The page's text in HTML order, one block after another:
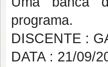
programa.
DISCENTE :
DATA : 21/09/